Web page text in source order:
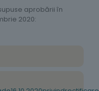
aprobării în
2020: